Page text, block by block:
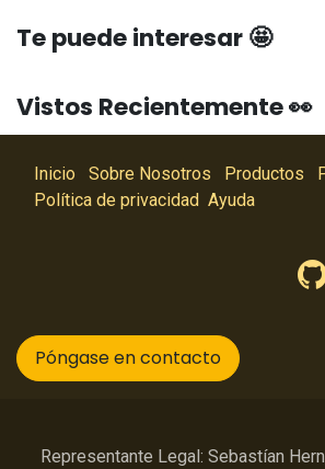
Te puede interesar 🤩
Vistos Recientemente 👀
Inicio Sobre Nosotros Productos
Política de privacidad Ayuda
Póngase en contacto
Representante Legal: Sebastían